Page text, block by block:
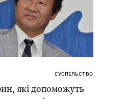
СУСПІЛЬСТВО
які допоможуть